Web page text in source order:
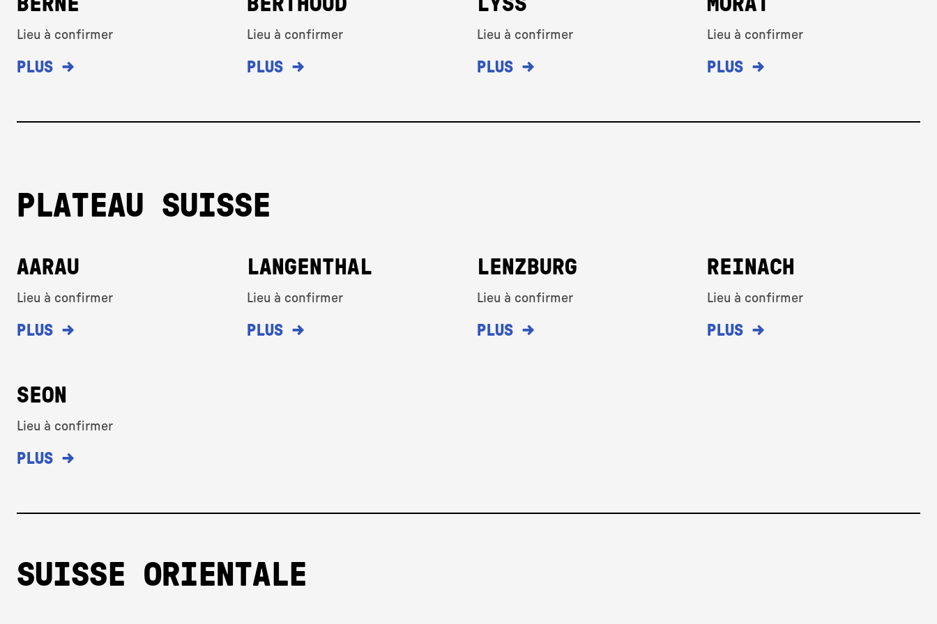
Lieu à confirmer
PLUS →
Lieu à confirmer
PLUS →
Lieu à confirmer
PLUS →
Lieu à confirmer
PLUS →
PLATEAU SUISSE
AARAU
Lieu à confirmer
PLUS →
LANGENTHAL
Lieu à confirmer
PLUS →
LENZBURG
Lieu à confirmer
PLUS →
REINACH
Lieu à confirmer
PLUS →
SEON
Lieu à confirmer
PLUS →
SUISSE ORIENTALE